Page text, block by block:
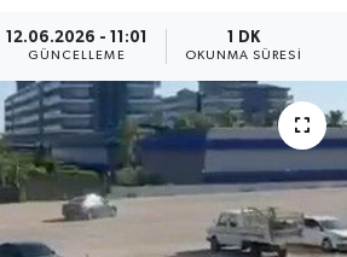
12.06.2026 - 11:01
GÜNCELLEME
1 DK
OKUNMA SÜRESI